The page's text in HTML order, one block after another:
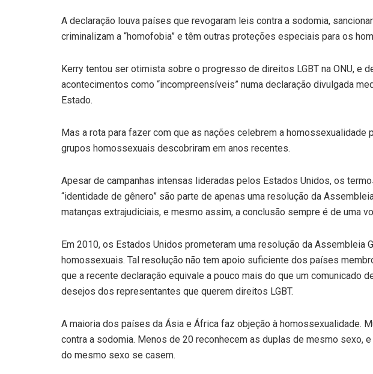
A declaração louva países que revogaram leis contra a sodomia,
criminalizam a “homofobia” e têm outras proteções especiais para os
Kerry tentou ser otimista sobre o progresso de direitos LGBT na ONU, e
acontecimentos como “incompreensíveis” numa declaração divulgada
Estado.
Mas a rota para fazer com que as nações celebrem a homossexualidade
grupos homossexuais descobriram em anos recentes.
Apesar de campanhas intensas lideradas pelos Estados Unidos, os
“identidade de gênero” são parte de apenas uma resolução da
matanças extrajudiciais, e mesmo assim, a conclusão sempre é de uma
Em 2010, os Estados Unidos prometeram uma resolução da Assembleia
homossexuais. Tal resolução não tem apoio suficiente dos países
que a recente declaração equivale a pouco mais do que um comunicado
desejos dos representantes que querem direitos LGBT.
A maioria dos países da Ásia e África faz objeção à homossexualidade.
contra a sodomia. Menos de 20 reconhecem as duplas de mesmo sexo,
do mesmo sexo se casem.